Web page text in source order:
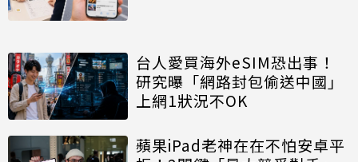
台人愛買海外eSIM恐出事！
研究曝「網路封包偷送中國」
上網1狀況不OK
蘋果iPad老神在在不怕安卓平